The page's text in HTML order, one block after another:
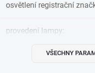
osvětlení registrační
provedení lampy:
VŠECHNY